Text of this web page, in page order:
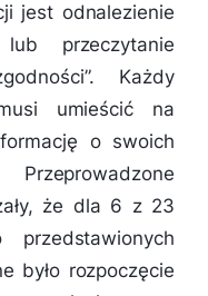
jest odnalezienie
przeczytanie
Każdy
umieścić na
o swoich
że dla 6 z 23
było rozpoczęcie